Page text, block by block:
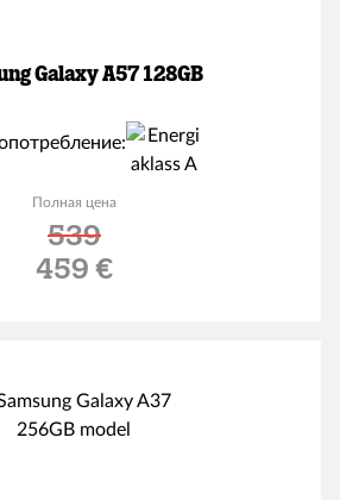
Galaxy A57 128GB
Полная цена
539
Льготная цена
459 €